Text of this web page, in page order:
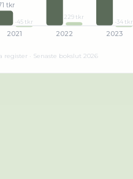
tkr
-45 tkr
2021
229 tkr
2022
-34 tkr
2023
register · Senaste bokslut 2026